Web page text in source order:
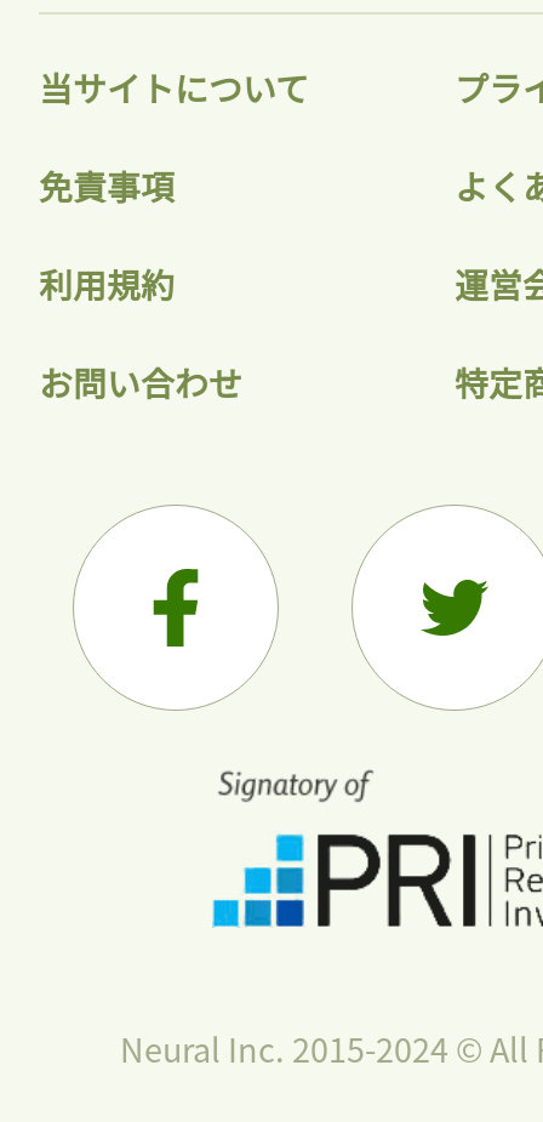
当サイトについて プラ
免責事項 よく
利用規約 運営
お問い合わせ 特定
Neural Inc. 2015-2024 © All